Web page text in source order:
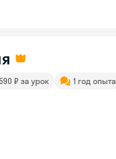
₽ за урок 1 год опыта